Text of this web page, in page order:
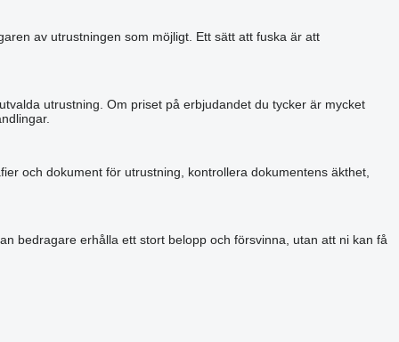
av utrustningen som möjligt. Ett sätt att fuska är att
utrustning. Om priset på erbjudandet du tycker är mycket
och dokument för utrustning, kontrollera dokumentens äkthet,
bedragare erhålla ett stort belopp och försvinna, utan att ni kan få